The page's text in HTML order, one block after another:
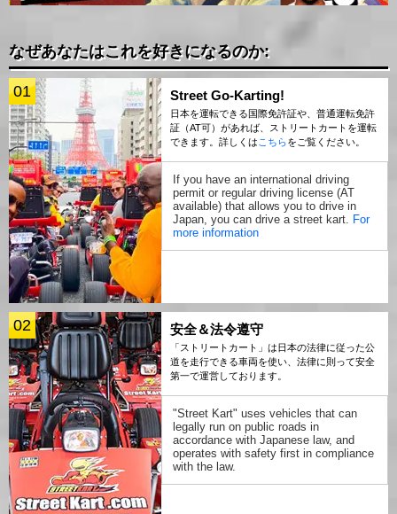
なぜあなたはこれを好きになるのか:
01 Street Go-Karting!
日本を運転できる国際免許証や、普通運転免許
証（AT可）があれば、ストリートカートを運転
できます。詳しくは こちらをご覧ください。
If you have an international driving
permit or regular driving license (AT
available) that allows you to drive in
Japan, you can drive a street kart. For
more information
02 安全＆法令遵守
「ストリートカート」は日本の法律に従った公
道を走行できる車両を使い、法律に則って安全
第一で運営しております。
"Street Kart" uses vehicles that can
legally run on public roads in
accordance with Japanese law, and
operates with safety first in compliance
with the law.